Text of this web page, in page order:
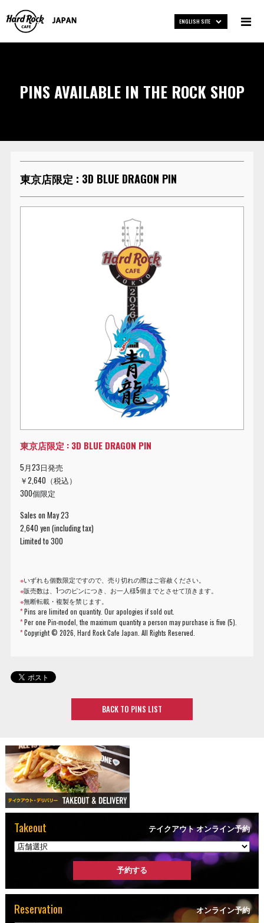
ENGLISH SITE
PINS AVAILABLE IN THE ROCK SHOP
東京店限定 : 3D BLUE DRAGON PIN
東京店限定 : 3D BLUE DRAGON PIN
5月23日発売
￥2,640（税込）
300個限定
Sales on May 23
2,640 yen (including tax)
Limited to 300
※いずれも個数限定ですので、売り切れの際はご容赦ください。
※販売数は、1つのピンにつき、お一人様5個までとさせて頂きます。
※無断転載・複製を禁じます。
*Pins are limited on quantity. Our apologies if sold out.
*Per one Pin-model, the maximum quantity a person may purchase is five (5).
*Copyright ©2026, Hard Rock Cafe Japan. All Rights Reserved.
BACK TO PINS LIST
Takeout テイクアウト オンライン予約
Reservation オンライン予約